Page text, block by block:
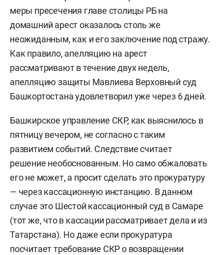
меры пресечения главе столицы РБ на
домашний арест оказалось столь же
неожиданным, как и его заключение под стражу.
Как правило, апелляцию на арест
рассматривают в течение двух недель,
апелляцию защиты Мавлиева Верховный суд
Башкортостана удовлетворил уже через 6 дней.
Башкирское управление СКР, как выяснилось в
пятницу вечером, не согласно с таким
развитием событий. Следствие считает
решение необоснованным. Но само обжаловать
его не может, а просит сделать это прокуратуру
— через кассационную инстанцию. В данном
случае это Шестой кассационный суд в Самаре
(тот же, что в кассации рассматривает дела и из
Татарстана). Но даже если прокуратура
посчитает требование СКР о возвращении